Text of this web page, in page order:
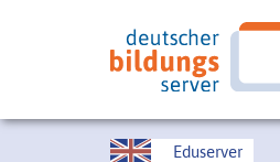
Eduserver